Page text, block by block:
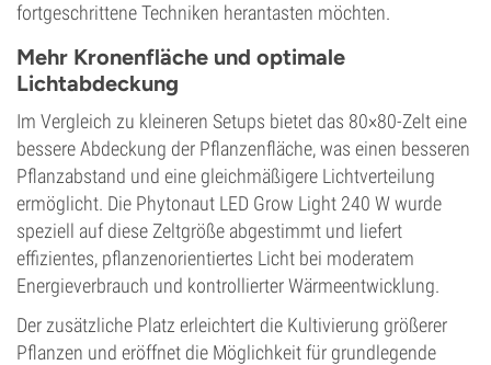
fortgeschrittene Techniken herantasten möchten.
Mehr Kronenfläche und optimale
Lichtabdeckung
Im Vergleich zu kleineren Setups bietet das 80×80-Zelt eine
bessere Abdeckung der Pflanzenfläche, was einen besseren
Pflanzabstand und eine gleichmäßigere Lichtverteilung
ermöglicht. Die Phytonaut LED Grow Light 240 W wurde
speziell auf diese Zeltgröße abgestimmt und liefert
effizientes, pflanzenorientiertes Licht bei moderatem
Energieverbrauch und kontrollierter Wärmeentwicklung.
Der zusätzliche Platz erleichtert die Kultivierung größerer
Pflanzen und eröffnet die Möglichkeit für grundlegende